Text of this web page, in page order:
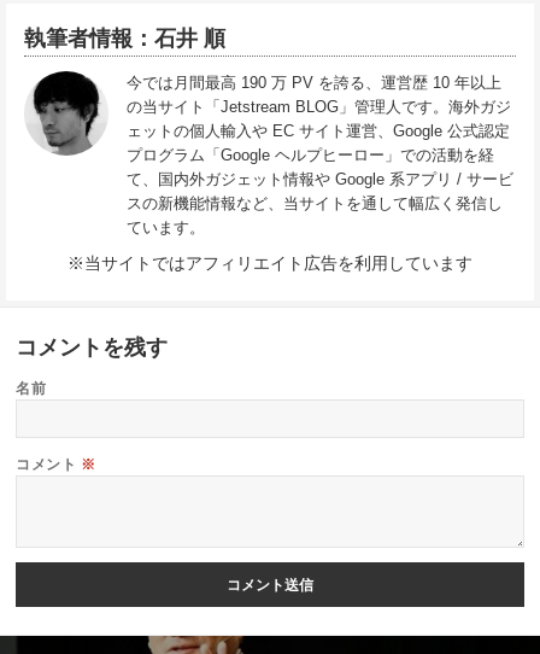
執筆者情報：石井 順
今では月間最高 190 万 PV を誇る、運営歴 10 年以上
の当サイト「Jetstream BLOG」管理人です。海外ガジ
ェットの個人輸入や EC サイト運営、Google 公式認定
プログラム「Google ヘルプヒーロー」での活動を経
て、国内外ガジェット情報や Google 系アプリ / サービ
スの新機能情報など、当サイトを通して幅広く発信し
ています。
※当サイトではアフィリエイト広告を利用しています
コメントを残す
名前
コメント ※